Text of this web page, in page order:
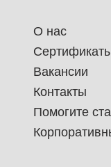
О нас
Вакансии
Контакты
Помогите